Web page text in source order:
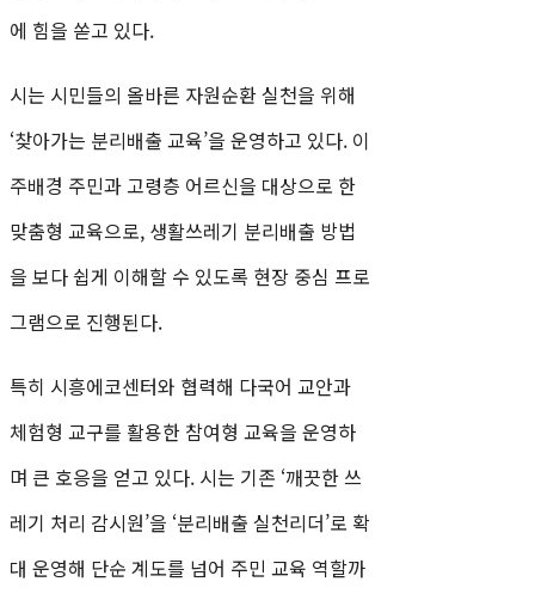
에 힘을 쏟고 있다.
시는 시민들의 올바른 자원순환 실천을 위해
‘찾아가는 분리배출 교육’을 운영하고 있다. 이
주배경 주민과 고령층 어르신을 대상으로 한
맞춤형 교육으로, 생활쓰레기 분리배출 방법
을 보다 쉽게 이해할 수 있도록 현장 중심 프로
그램으로 진행된다.
특히 시흥에코센터와 협력해 다국어 교안과
체험형 교구를 활용한 참여형 교육을 운영하
며 큰 호응을 얻고 있다. 시는 기존 ‘깨끗한 쓰
레기 처리 감시원’을 ‘분리배출 실천리더’로 확
대 운영해 단순 계도를 넘어 주민 교육 역할까